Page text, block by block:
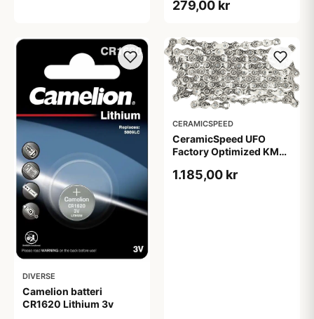
279,00 kr
DIVERSE
Camelion batteri
CR1620 Lithium 3v
CERAMICSPEED
CeramicSpeed UFO
Factory Optimized KMC
1.185,00 kr